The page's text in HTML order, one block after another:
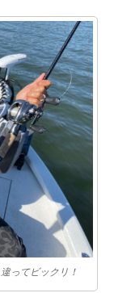
ってビックリ！